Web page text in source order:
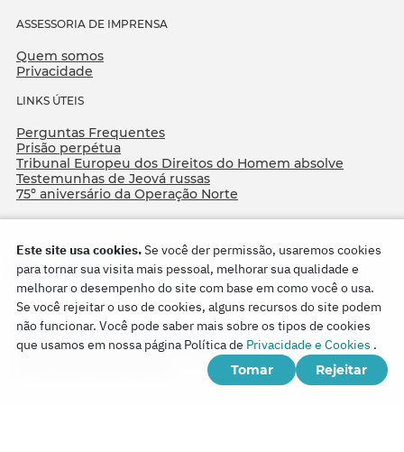
ASSESSORIA DE IMPRENSA
Quem somos
Privacidade
LINKS ÚTEIS
Perguntas Frequentes
Prisão perpétua
Tribunal Europeu dos Direitos do Homem absolve
Testemunhas de Jeová russas
75º aniversário da Operação Norte
Watch Tower Bible and Tract Society of Korea.
Este site usa cookies.Se você der permissão, usaremos cookies
para tornar sua visita mais pessoal, melhorar sua qualidade e
melhorar o desempenho do site com base em como você o usa.
Se você rejeitar o uso de cookies, alguns recursos do site podem
não funcionar. Você pode saber mais sobre os tipos de cookies
que usamos em nossa página Política de Privacidade e Cookies .
Tomar
Rejeitar